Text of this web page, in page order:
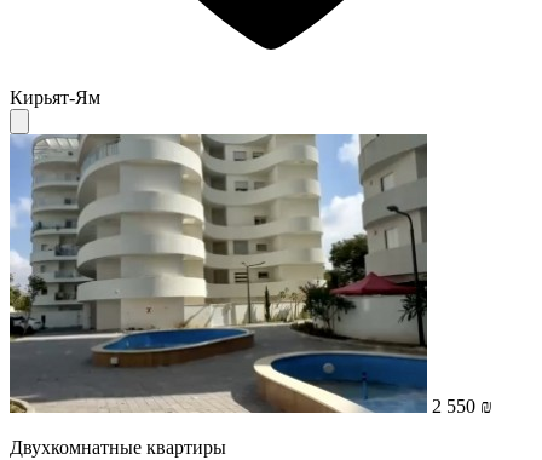
Кирьят-Ям
2 550 ₪
Двухкомнатные квартиры